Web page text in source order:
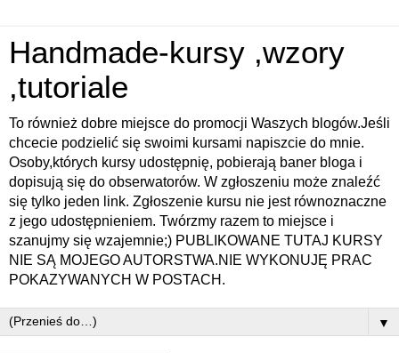
Handmade-kursy ,wzory
,tutoriale
To również dobre miejsce do promocji Waszych blogów.Jeśli
chcecie podzielić się swoimi kursami napiszcie do mnie.
Osoby,których kursy udostępnię, pobierają baner bloga i
dopisują się do obserwatorów. W zgłoszeniu może znaleźć
się tylko jeden link. Zgłoszenie kursu nie jest równoznaczne
z jego udostępnieniem. Twórzmy razem to miejsce i
szanujmy się wzajemnie;) PUBLIKOWANE TUTAJ KURSY
NIE SĄ MOJEGO AUTORSTWA.NIE WYKONUJĘ PRAC
POKAZYWANYCH W POSTACH.
▼